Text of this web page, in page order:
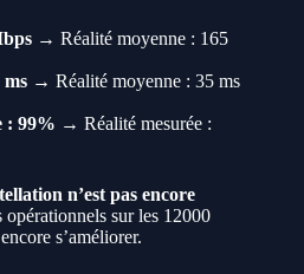
→ Réalité moyenne : 165
ms → Réalité moyenne : 35 ms
: 99% → Réalité mesurée :
n’est pas encore
opérationnels sur les 12000
s’améliorer.